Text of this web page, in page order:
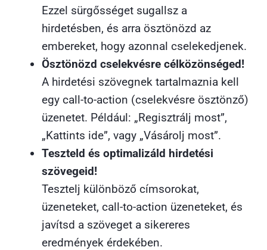
Ezzel sürgősséget sugallsz a
hirdetésben, és arra ösztönözd az
embereket, hogy azonnal cselekedjenek.
Ösztönözd cselekvésre célközönséged!
A hirdetési szövegnek tartalmaznia kell
egy call-to-action (cselekvésre ösztönző)
üzenetet. Például: „Regisztrálj most”,
„Kattints ide”, vagy „Vásárolj most”.
Teszteld és optimalizáld hirdetési
szövegeid!
Tesztelj különböző címsorokat,
üzeneteket, call-to-action üzeneteket, és
javítsd a szöveget a sikereres
eredmények érdekében.